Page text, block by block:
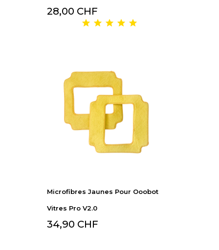
28,00 CHF
Microfibres Jaunes Pour Ooobot
Vitres Pro V2.0
34,90 CHF